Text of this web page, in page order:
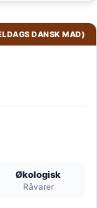
DANSK MAD)
Økologisk
Råvarer